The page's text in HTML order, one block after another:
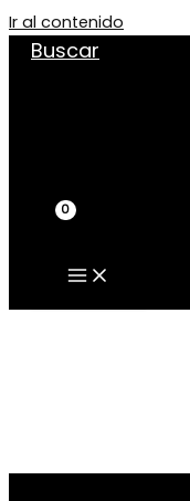
Ir al contenido
Buscar